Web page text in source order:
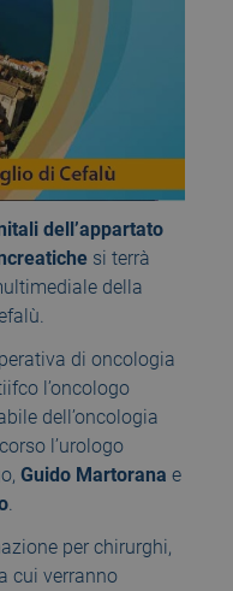
dell’appartato
si terrà
della
di oncologia
l’oncologo
dell’oncologia
l’urologo
Guido Martorana e
.
per chirurghi,
cui verranno